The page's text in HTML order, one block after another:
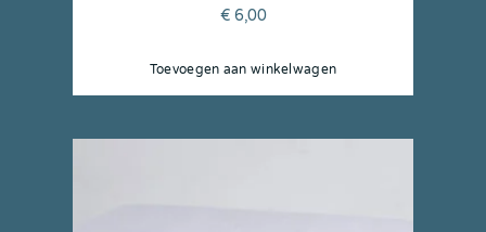
€ 6,00
Toevoegen aan winkelwagen